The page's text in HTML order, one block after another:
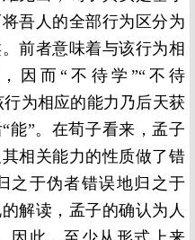
吾人的全部行为区分为
前者意味着与该行为相
因而“不待学”“不待
行为相应的能力乃后天获
能”。在荀子看来，孟子
相关能力的性质做了错
之于伪者错误地归之于
解读，孟子的确认为人